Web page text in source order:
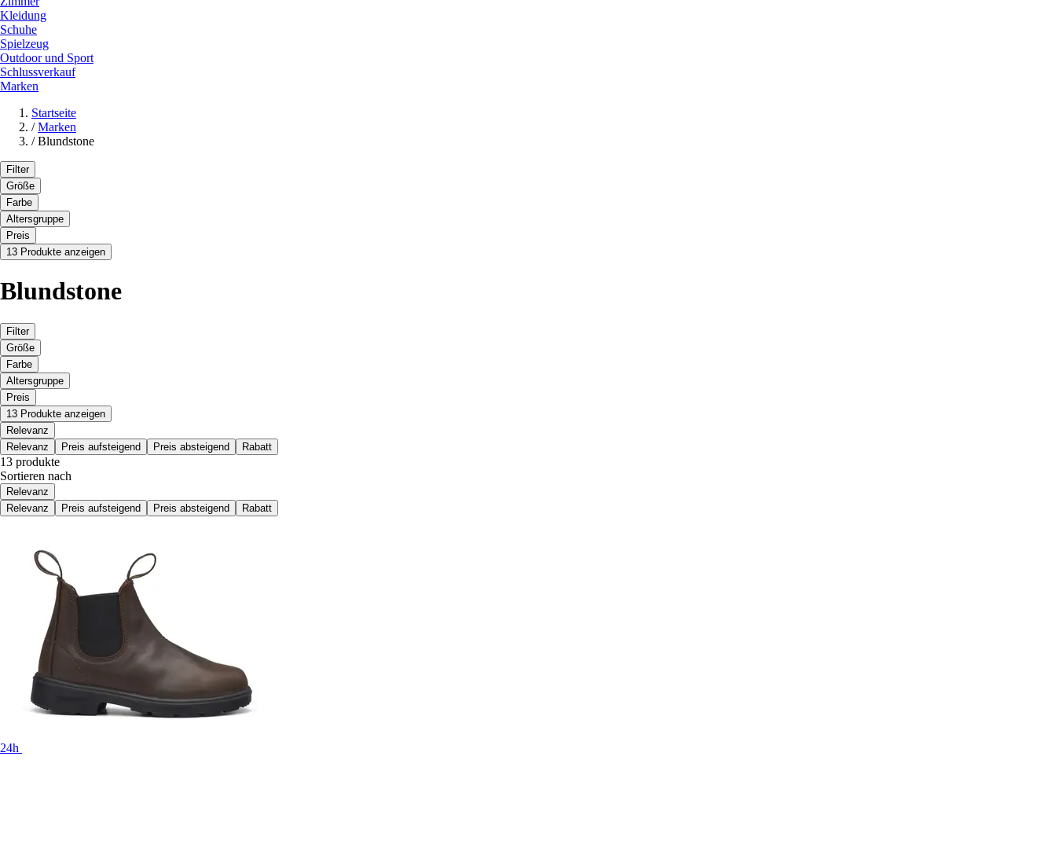
Kleidung
Schuhe
Spielzeug
Outdoor und Sport
Schlussverkauf
Marken
Startseite
/ Marken
/ Blundstone
Filter
Größe
Farbe
Altersgruppe
Preis
13 Produkte anzeigen
Blundstone
Filter
Größe
Farbe
Altersgruppe
Preis
13 Produkte anzeigen
Relevanz
Relevanz
Preis aufsteigend Preis absteigend Rabatt
13 produkte
Sortieren nach
Relevanz
Relevanz
Preis aufsteigend Preis absteigend Rabatt
24h